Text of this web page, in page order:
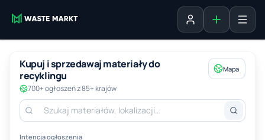
Zaloguj sięDodaj
Kupuj i sprzedawaj materiały do
recyklingu
700+ ogłoszeń z 85+ krajów
Mapa
Intencja ogłoszenia